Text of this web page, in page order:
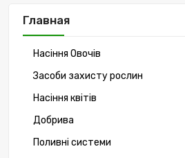
Главная
Насіння Овочів
Засоби захисту рослин
Насіння квітів
Добрива
Поливні системи